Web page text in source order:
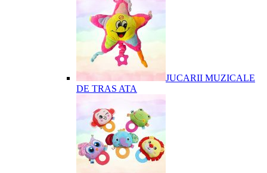
JUCARII MUZICALE
DE TRAS ATA